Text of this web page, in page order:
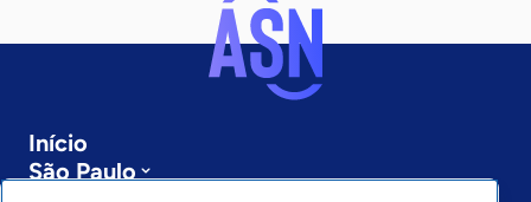
Início
São Paulo